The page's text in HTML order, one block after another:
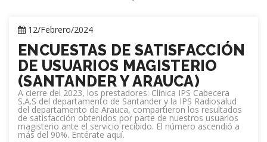
12/Febrero/2024
ENCUESTAS DE SATISFACCIÓN
DE USUARIOS MAGISTERIO
(SANTANDER Y ARAUCA)
A cierre del 2023, los prestadores: Clínica IPS Cabecera
S.A.S del departamento de Santander y la IPS Radiosalud
del departamento de Arauca, compartieron los resultados
de satisfacción obtenidos por parte de nuestros usuarios
magisterio ante el servicio recibido. El número ascendió a
más del 90%. Entérate aquí.